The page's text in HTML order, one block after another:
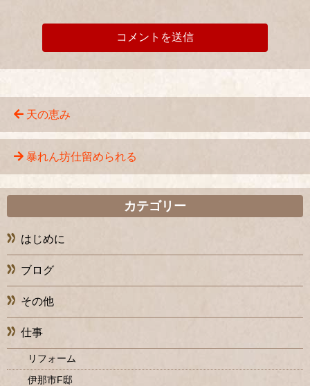
天の恵み
暴れん坊仕留められる
カテゴリー
はじめに
ブログ
その他
仕事
リフォーム
伊那市F邸